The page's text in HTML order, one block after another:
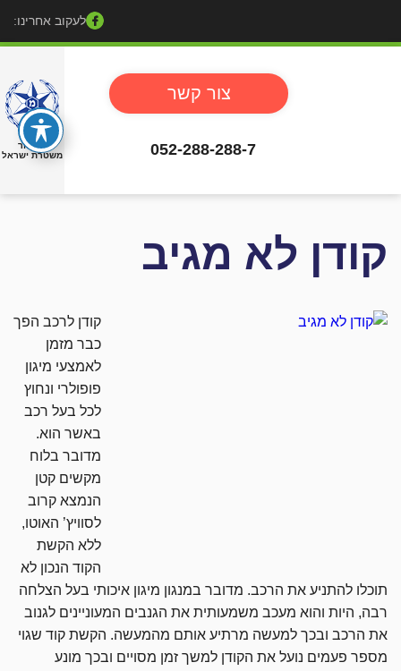
לעקוב אחרינו:
באישור
משטרת ישראל
צור קשר
052-288-288-7
קודן לא מגיב
קודן לרכב הפך
כבר מזמן
לאמצעי מיגון
פופולרי ונחוץ
לכל בעל רכב
באשר הוא.
מדובר בלוח
מקשים קטן
הנמצא קרוב
לסוויץ’ האוטו,
ללא הקשת
הקוד הנכון לא
תוכלו להתניע את הרכב. מדובר במנגון מיגון איכותי בעל הצלחה
רבה, היות והוא מעכב משמעותית את הגנבים המעוניינים לגנוב
את הרכב ובכך למעשה מרתיע אותם מהמעשה. הקשת קוד שגוי
מספר פעמים נועל את הקודן למשך זמן מסויים ובכך מונע